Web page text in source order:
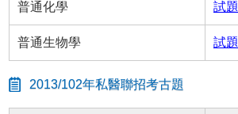
普通化學 試題
普通生物學 試題
2013/102年私醫聯招考古題